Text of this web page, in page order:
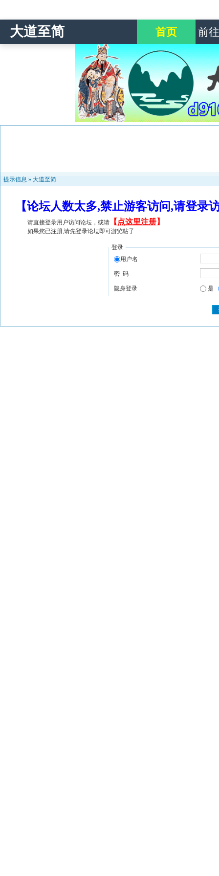
大道至简 首页 前
提示信息 » 大道至简
【论坛人数太多,禁止游客访问,请登
请直接登录用户访问论坛，或请 【 点这里注册】
如果您已注册,请先登录论坛即可游览帖子
登录
用户名
密 码
隐身登录 是